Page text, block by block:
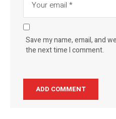
Save my name, email, and
the next time I comment.